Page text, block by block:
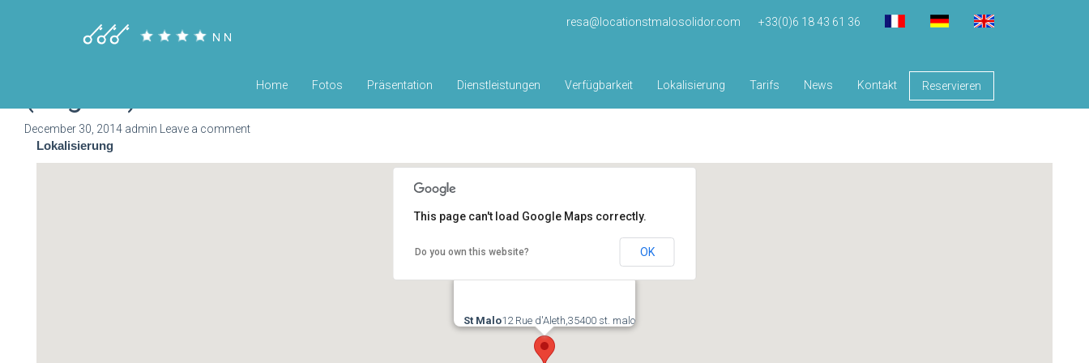
resa@locationstmalosolidor.com +33(0)6 18 43 61 36
Home Fotos Präsentation Dienstleistungen Verfügbarkeit Lokalisierung Tarifs News Kontakt Reservieren
(English) Location
December 30, 2014 admin Leave a comment
Lokalisierung
St Malo12 Rue d'Aleth,35400 st. malo
This page can't load Google Maps correctly.
Do you own this website? OK